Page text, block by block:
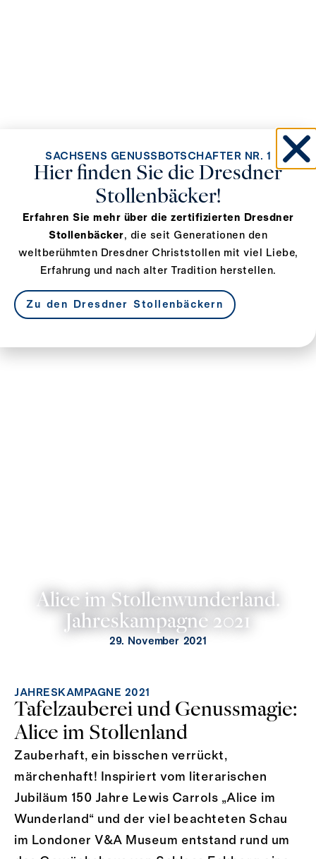
Alice im Stollenwunderland.
Jahreskampagne 2021
29. November 2021
JAHRESKAMPAGNE 2021
Tafelzauberei und Genussmagie:
Alice im Stollenland
Zauberhaft, ein bisschen verrückt,
märchenhaft! Inspiriert vom literarischen
Jubiläum 150 Jahre Lewis Carrols „Alice im
Wunderland“ und der viel beachteten Schau
im Londoner V&A Museum entstand rund um
SACHSENS GENUSSBOTSCHAFTER NR. 1
Hier finden Sie die Dresdner
Stollenbäcker!
Erfahren Sie mehr über die zertifizierten Dresdner
Stollenbäcker, die seit Generationen den
weltberühmten Dresdner Christstollen mit viel Liebe,
Erfahrung und nach alter Tradition herstellen.
Zu den Dresdner Stollenbäckern